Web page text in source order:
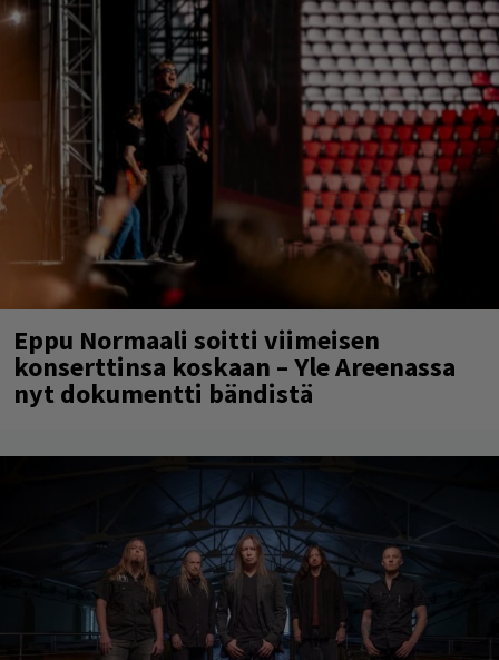
Eppu Normaali soitti viimeisen
konserttinsa koskaan – Yle Areenassa
nyt dokumentti bändistä